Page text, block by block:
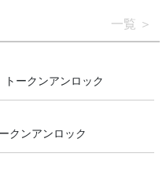
一覧
ークンアンロック
クンアンロック